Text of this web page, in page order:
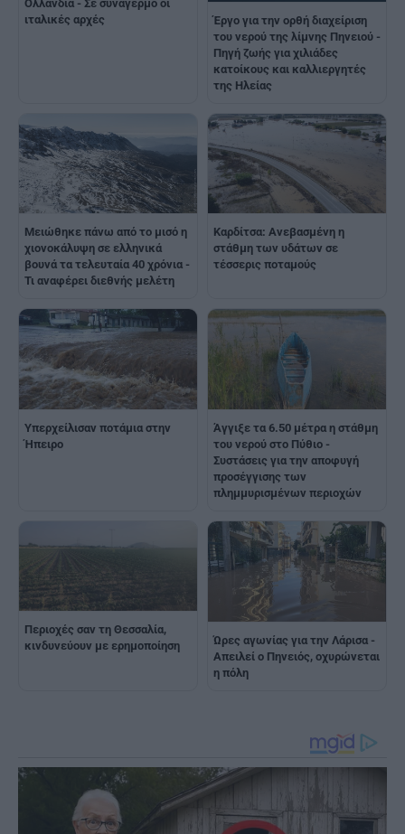
Ολλανδία - Σε συναγερμό οι
ιταλικές αρχές
Έργο για την ορθή διαχείριση
του νερού της λίμνης Πηνειού -
Πηγή ζωής για χιλιάδες
κατοίκους και καλλιεργητές
της Ηλείας
Μειώθηκε πάνω από το μισό η
χιονοκάλυψη σε ελληνικά
βουνά τα τελευταία 40 χρόνια -
Τι αναφέρει διεθνής μελέτη
Καρδίτσα: Ανεβασμένη η
στάθμη των υδάτων σε
τέσσερις ποταμούς
Υπερχείλισαν ποτάμια στην
Ήπειρο
Άγγιξε τα 6.50 μέτρα η στάθμη
του νερού στο Πύθιο -
Συστάσεις για την αποφυγή
προσέγγισης των
πλημμυρισμένων περιοχών
Περιοχές σαν τη Θεσσαλία,
κινδυνεύουν με ερημοποίηση
Ώρες αγωνίας για την Λάρισα -
Απειλεί ο Πηνειός, οχυρώνεται
η πόλη